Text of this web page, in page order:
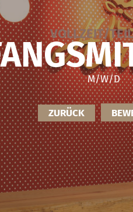
VOLLZEIT/
M/W/D
ZURÜCK